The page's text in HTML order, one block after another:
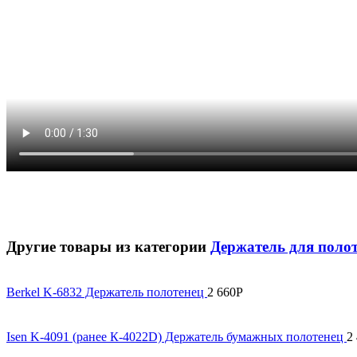
Другие товары из категории Держатель для
Berkel K-6832 Держатель полотенец 2 660Р
Isen K-4091 (ранее К-4022D) Держатель бумажных полотенец 2